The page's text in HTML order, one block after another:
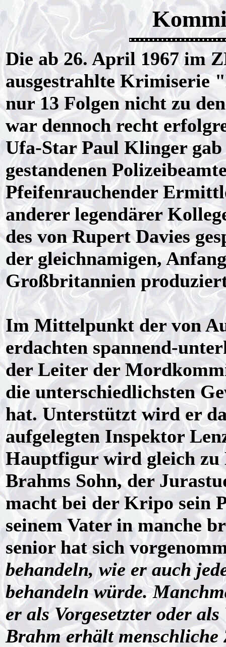
Die ab 26. April 1967 im
ausgestrahlte Krimiserie
nur 13 Folgen nicht zu
war dennoch recht
Ufa-Star Paul Klinger
gestandenen
Pfeifenrauchender
anderer legendärer
des von Rupert Davies
der gleichnamigen,
Großbritannien
Im Mittelpunkt der von
erdachten spannend-
der Leiter der
die unterschiedlichsten
hat. Unterstützt wird er
aufgelegten Inspektor
Hauptfigur wird gleich zu
Brahms Sohn, der
macht bei der Kripo sein
seinem Vater in manche
senior hat sich
behandeln, wie er auch
behandeln würde.
er als Vorgesetzter oder
Brahm erhält